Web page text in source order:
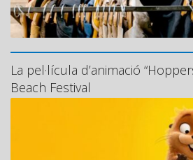
La pel·lícula d’animació
Beach Festival